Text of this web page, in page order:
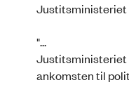
Justitsministeriet
"...
Justitsministeriet
ankomsten til